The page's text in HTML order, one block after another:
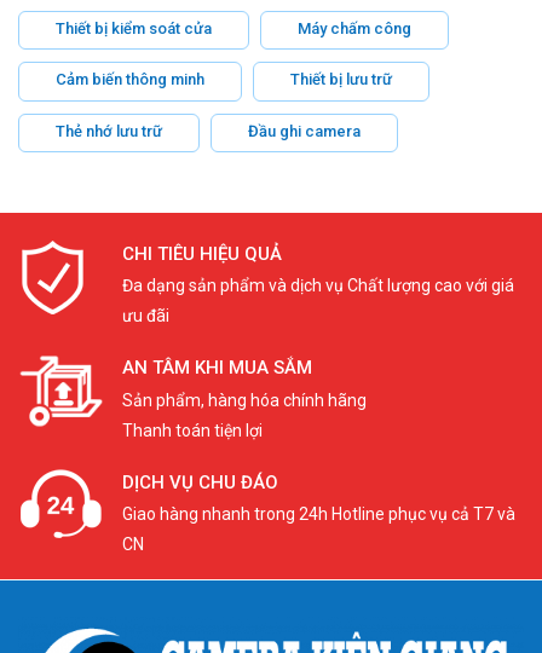
Thiết bị kiểm soát cửa Máy chấm công
Cảm biến thông minh Thiết bị lưu trữ
Thẻ nhớ lưu trữ Đầu ghi camera
CHI TIÊU HIỆU QUẢ
Đa dạng sản phẩm và dịch vụ Chất lượng cao với giá
ưu đãi
AN TÂM KHI MUA SẮM
Sản phẩm, hàng hóa chính hãng
Thanh toán tiện lợi
DỊCH VỤ CHU ĐÁO
Giao hàng nhanh trong 24h Hotline phục vụ cả T7 và
CN